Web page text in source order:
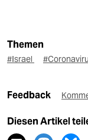
Themen
#Israel
Feedback
Diesen Artikel